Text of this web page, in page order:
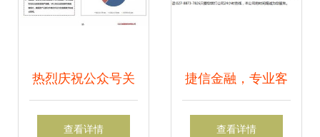
热烈庆祝公众号关
注人数破千！大回
查看详情
捷信金融，专业客
服24小时守护您的
查看详情